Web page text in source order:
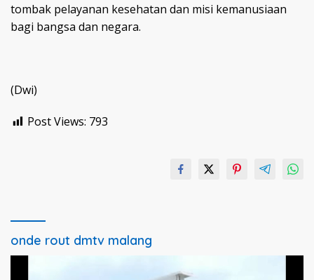
tombak pelayanan kesehatan dan misi kemanusiaan
bagi bangsa dan negara.
(Dwi)
Post Views: 793
onde rout dmtv malang